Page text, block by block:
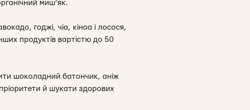
миш’як.
годжі, чіа, кіноа і лосося,
продуктів вартістю до 50
шоколадний батончик, аніж
й шукати здорових